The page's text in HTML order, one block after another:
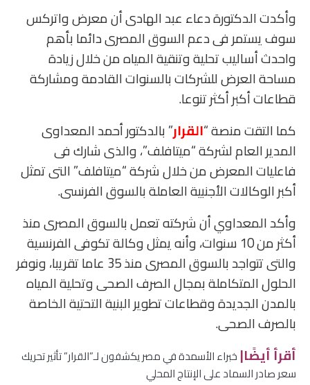
وأكدت الدكتورة دعاء عبد الهادى أن معرض واتركس
سوف يستمر فى دعم السوق المصرى دائما بأهم
واحدث أساليب تحلية وتنقية المياه من خلال زيادة
مساحة العرض للشركات بالسنوات القادمة ومشاركة
قطاعات أكبر أكثر تنوعا.
كما التقت منصة “القرار” بالدكتور أحمد المعداوى
المدير العام لشركة “ميتافلف”، والذى شارك فى
فاعليات المعرض من خلال شركة “ميتافلف” التى تمثل
أكبر الوكالات الأجنبية العاملة بالسوق الفرنسى.
وأكد المعداوي أن شركته تعمل بالسوق المصرى منذ
أكثر من 10 سنوات، وأنه يمثل وكالة تكوفى الفرنسية
والتى تتواجد بالسوق المصرى منذ 35 عاما تقريبا، ونوفر
الحلول المتكاملة بمجال الصرف الصحى وتحلية المياه
بالمدن الجديدة وقطاعات تطوير البنية التحتية الخاصة
بالصرف الصحى.
أقرأ أيضًا| خبراء الأسمدة في مصر يكشفون لـ”القرار” تأثير تحريك
سعر صادر السماد على الإنتاج المحلي